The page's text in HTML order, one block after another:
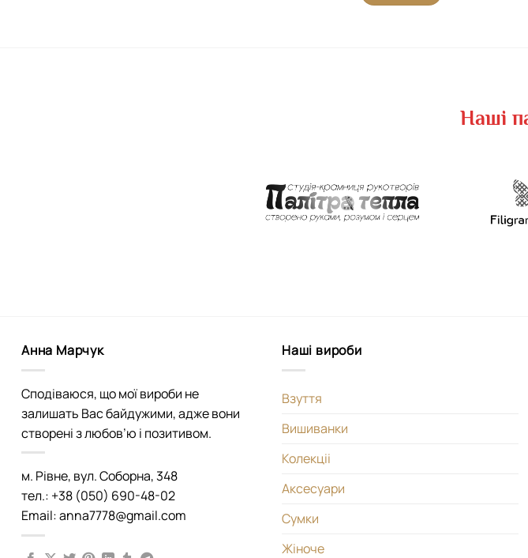
Наші
Анна Марчук
Сподіваюся, що мої вироби не
залишать Вас байдужими, адже вони
створені з любов’ю і позитивом.
м. Рівне, вул. Соборна, 348
тел.: +38 (050) 690-48-02
Email: anna7778@gmail.com
Наші вироби
Взуття
Вишиванки
Колекціі
Аксесуари
Сумки
Жіноче